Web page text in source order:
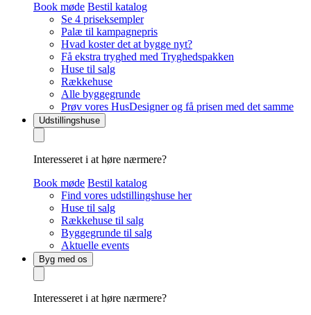
Book møde Bestil katalog
Se 4 priseksempler
Palæ til kampagnepris
Hvad koster det at bygge nyt?
Få ekstra tryghed med Tryghedspakken
Huse til salg
Rækkehuse
Alle byggegrunde
Prøv vores HusDesigner og få prisen med det samme
Udstillingshuse
Interesseret i at høre nærmere?
Book møde Bestil katalog
Find vores udstillingshuse her
Huse til salg
Rækkehuse til salg
Byggegrunde til salg
Aktuelle events
Byg med os
Interesseret i at høre nærmere?